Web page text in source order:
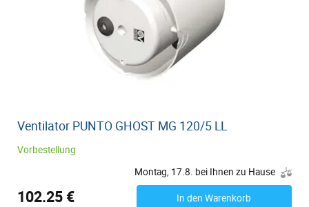
Ventilator PUNTO GHOST MG 120/5 LL
Vorbestellung
Montag, 17.8. bei Ihnen zu Hause
102.25 € In den Warenkorb